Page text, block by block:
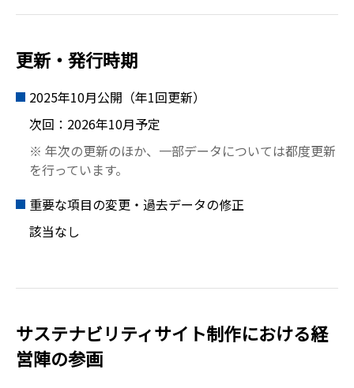
更新・発行時期
2025年10月公開（年1回更新）
次回：2026年10月予定
※ 年次の更新のほか、一部データについては都度更新
を行っています。
重要な項目の変更・過去データの修正
該当なし
サステナビリティサイト制作における経
営陣の参画